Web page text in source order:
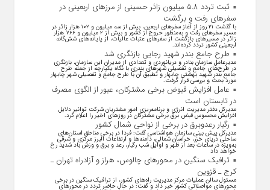
ثبت تردد ۵.۸ میلیون زائر حسینی از مرزهای اربعینی در
سفرهای رفت و برگشت
با گذشت ۲۱ روز از آغاز سفرهای اربعین، بیش از سه میلیون و ۱۰۲ هزار زائر در
مسیر سفرهای رفت و به‌منظور خروج از کشور و بیش از ۲ میلیون و ۷۶۶ هزار
زائر در مسیرهای بازگشت از سفرهای عتبات عالیات، از پایانه‌های شش‌گانه
اربعینی کشور تردد کرده‌اند.
طرح جامع بندر شهید رجایی بازنگری شد
مدیرعامل سازمان بنادر و دریانوردی و تعدادی از مدیران این سازمان، بازنگری
در طرح‌های جامع و تفصیلی شهر‌های بندری با نگاه یکپارچه از جمله طرح
جامع بندر شهید بهشتی چابهار و تطبیق آن با طرح جامع و تفصیلی شهر چابهار
مورد بحث و بررسی قرار گرفت.
عامل افزایش قبوض برخی مشترکان، عبور از الگوی مصرف
در تابستان است
مدیرکل دفتر مدیریت انرژی و برنامه‌ریزی امور مشتریان شرکت توانیر دلایل
افزایش محسوس قبض برق برخی مشترکان در روزهای اخیر را اعلام کرد.
رگبار رعدوبرق در برخی از نواحی شمال کشور
مدیرکل پیش بینی سازمان هواشناسی گفت: فردا در برخی مناطق استان‌های
ساحلی دریای خزر، خراسان شمالی، دامنه‌ها و ارتفاعات البرز مرکزی و شرقی
به‌ویژه در ساعات بعد از ظهر و اوایل شب رگبار، رعد و برق و وزش باد شدید رخ
خواهد داد
ترافیک سنگین در محورهای چالوس، هراز و آزادراه تهران ـ
کرج ـ قزوین
مسئول سالن عملیات مرکز مدیریت راه‌های کشور، از ترافیک سنگین در برخی
محورهای مواصلاتی کشور خبر داد و گفت: در حال حاضر تردد در محورهای